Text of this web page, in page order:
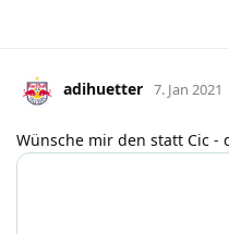
adihuetter 7. Jan 2021
Wünsche mir den statt Cic -